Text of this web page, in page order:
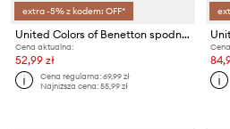
extra -5% z kodem: OFF*
United Colors of Benetton spodnie joggery dziecięce bawełniane
Cena aktualna:
52,99 zł
Cena regularna:69,99 zł
Najniższa cena:55,99 zł